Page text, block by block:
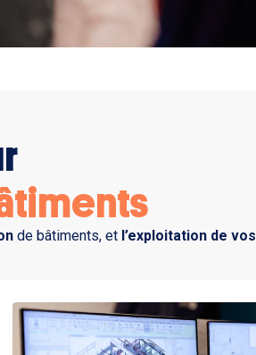
de bâtiments, et l’exploitation de vos